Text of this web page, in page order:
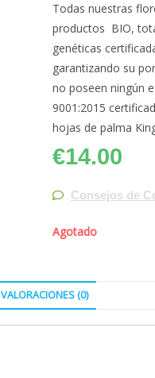
Todas nuestras
productos BIO,
genéticas
garantizando su
no poseen ningún
9001:2015
hojas de palma
€14.00
Consejos de
Agotado
VALORACIONES (0)